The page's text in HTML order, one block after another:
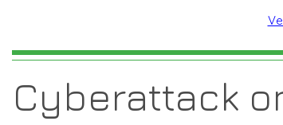
Cyberattack